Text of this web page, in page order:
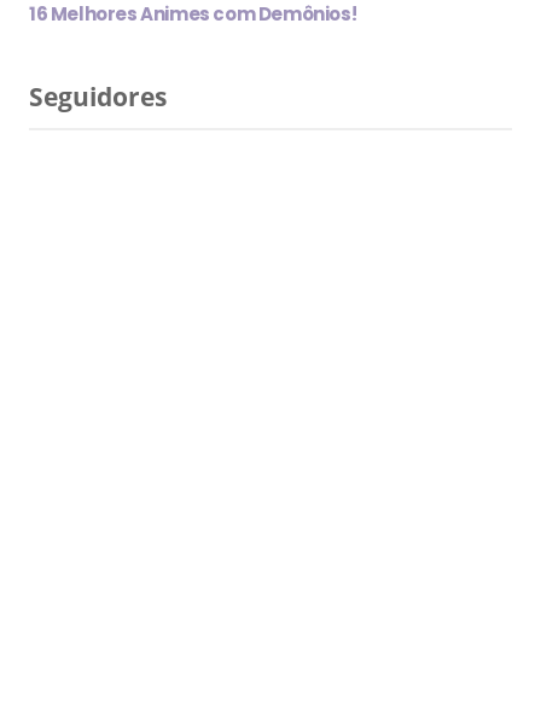
16 Melhores Animes com Demônios!
Seguidores